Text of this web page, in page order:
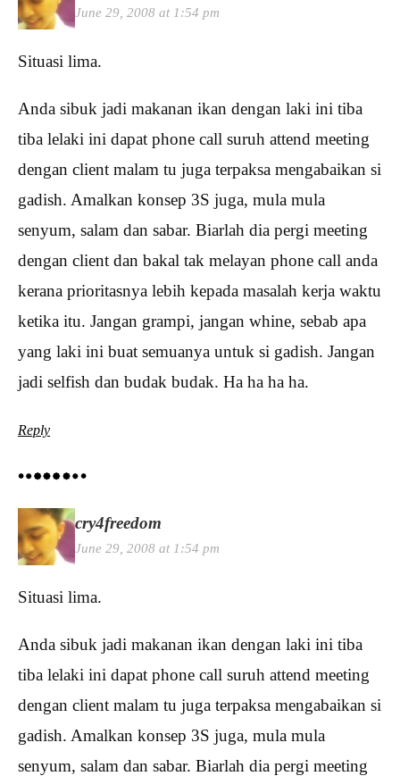
June 29, 2008 at 1:54 pm
Situasi lima.
Anda sibuk jadi makanan ikan dengan laki ini tiba
tiba lelaki ini dapat phone call suruh attend meeting
dengan client malam tu juga terpaksa mengabaikan si
gadish. Amalkan konsep 3S juga, mula mula
senyum, salam dan sabar. Biarlah dia pergi meeting
dengan client dan bakal tak melayan phone call anda
kerana prioritasnya lebih kepada masalah kerja waktu
ketika itu. Jangan grampi, jangan whine, sebab apa
yang laki ini buat semuanya untuk si gadish. Jangan
jadi selfish dan budak budak. Ha ha ha ha.
Reply
cry4freedom
June 29, 2008 at 1:54 pm
Situasi lima.
Anda sibuk jadi makanan ikan dengan laki ini tiba
tiba lelaki ini dapat phone call suruh attend meeting
dengan client malam tu juga terpaksa mengabaikan si
gadish. Amalkan konsep 3S juga, mula mula
senyum, salam dan sabar. Biarlah dia pergi meeting